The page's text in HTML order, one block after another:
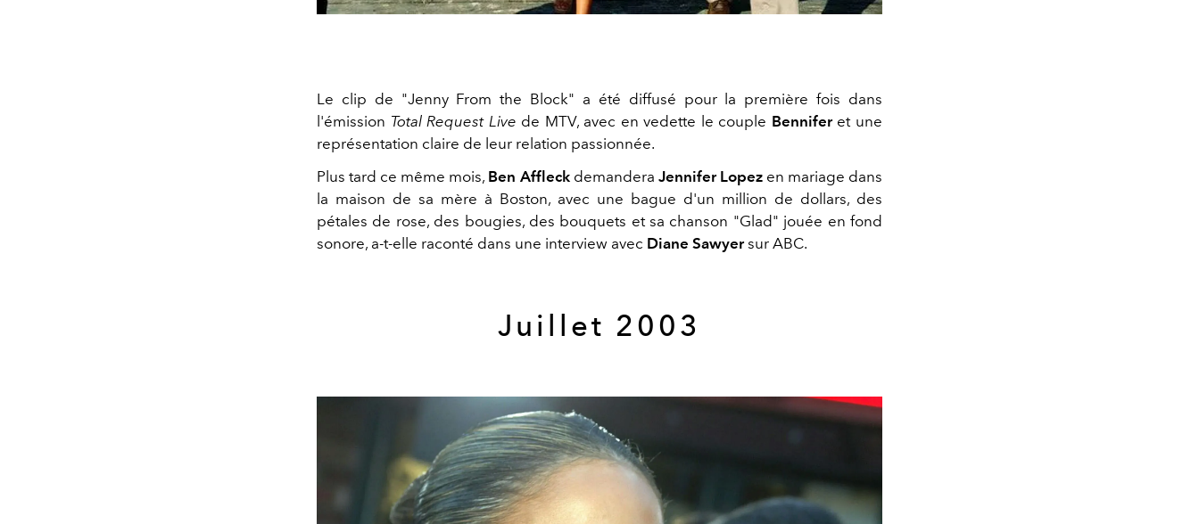
Le clip de "Jenny From the Block" a été diffusé pour la première fois dans
l'émission Total Request Live de MTV, avec en vedette le couple Benniferet une
représentation claire de leur relation passionnée.
Plus tard ce même mois, Ben Affleckdemandera Jennifer Lopez en mariage dans
la maison de sa mère à Boston, avec une bague d'un million de dollars, des
pétales de rose, des bougies, des bouquets et sa chanson "Glad" jouée en fond
sonore, a-t-elle raconté dans une interview avec Diane Sawyersur ABC.
Juillet 2003